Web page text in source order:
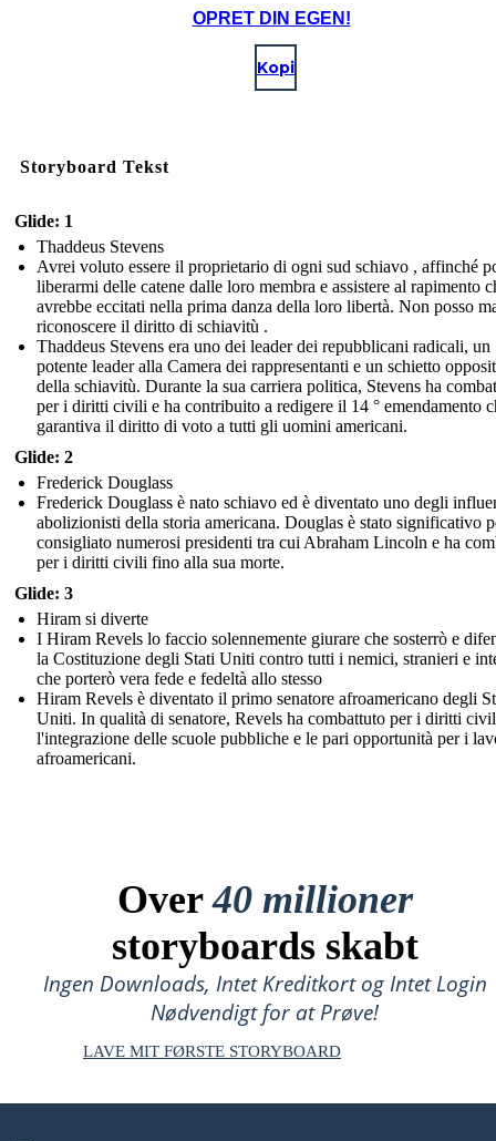
OPRET DIN EGEN!
Kopi
Storyboard Tekst
Glide: 1
Thaddeus Stevens
Avrei voluto essere il proprietario di ogni sud schiavo , affinché
liberarmi delle catene dalle loro membra e assistere al rapimento
avrebbe eccitati nella prima danza della loro libertà. Non posso
riconoscere il diritto di schiavitù .
Thaddeus Stevens era uno dei leader dei repubblicani radicali, un
potente leader alla Camera dei rappresentanti e un schietto
della schiavitù. Durante la sua carriera politica, Stevens ha
per i diritti civili e ha contribuito a redigere il 14 ° emendamento
garantiva il diritto di voto a tutti gli uomini americani.
Glide: 2
Frederick Douglass
Frederick Douglass è nato schiavo ed è diventato uno degli
abolizionisti della storia americana. Douglas è stato significativo
consigliato numerosi presidenti tra cui Abraham Lincoln e ha
per i diritti civili fino alla sua morte.
Glide: 3
Hiram si diverte
I Hiram Revels lo faccio solennemente giurare che sosterrò e
la Costituzione degli Stati Uniti contro tutti i nemici, stranieri e
che porterò vera fede e fedeltà allo stesso
Hiram Revels è diventato il primo senatore afroamericano degli
Uniti. In qualità di senatore, Revels ha combattuto per i diritti
l'integrazione delle scuole pubbliche e le pari opportunità per i
afroamericani.
Over40 millioner
storyboards skabt
Ingen Downloads, Intet Kreditkort og Intet Login
Nødvendigt for at Prøve!
LAVE MIT FØRSTE STORYBOARD